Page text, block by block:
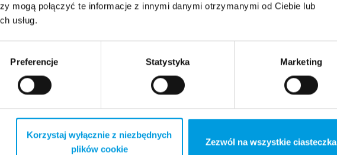
mogą połączyć te informacje z innymi danymi otrzymanymi od Ciebie lub
usług.
Preferencje Statystyka Marketing
Korzystaj wyłącznie z niezbędnych
plików cookie
Zezwól na wszystkie ciasteczka
Mówiące ubrania